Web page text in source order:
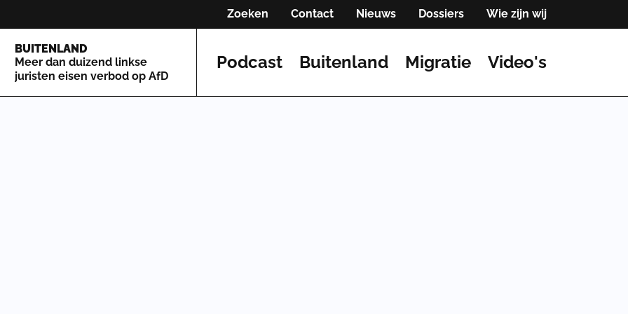
Zoeken Contact Nieuws Dossiers Wie zijn wij
BUITENLAND
Meer dan duizend linkse
juristen eisen verbod op AfD
Podcast Buitenland Migratie Video's